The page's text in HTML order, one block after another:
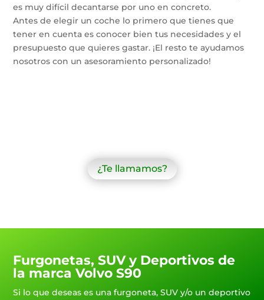
es muy difícil decantarse por uno en concreto.
Antes de elegir un coche lo primero que tienes que
tener en cuenta es conocer bien tus necesidades y el
presupuesto que quieres gastar. ¡El resto te ayudamos
nosotros con un asesoramiento personalizado!
¿Te llamamos?
Furgonetas, SUV y Deportivos de
la marca Volvo S90
Si lo que deseas es una furgoneta, SUV y/o un deportivo